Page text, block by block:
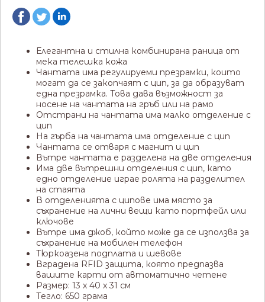
Елегантна и стилна комбинирана раница от
мека телешка кожа
Чантата има регулируеми презрамки, които
могат да се закопчаят с цип, за да образуват
една презрамка. Това дава възможност за
носене на чантата на гръб или на рамо
Отстрани на чантата има малко отделение с
цип
На гърба на чантата има отделение с цип
Чантата се отваря с магнит и цип
Вътре чантата е разделена на две отделения
Има две вътрешни отделения с цип, като
едно отделение играе ролята на разделител
на стаята
В отделенията с ципове има място за
съхранение на лични вещи като портфейл или
ключове
Вътре има джоб, който може да се използва за
съхранение на мобилен телефон
Тюркоазена подплата и шевове
Вградена RFID защита, която предпазва
вашите карти от автоматично четене
Размер: 13 х 40 х 31 см
Тегло: 650 грама